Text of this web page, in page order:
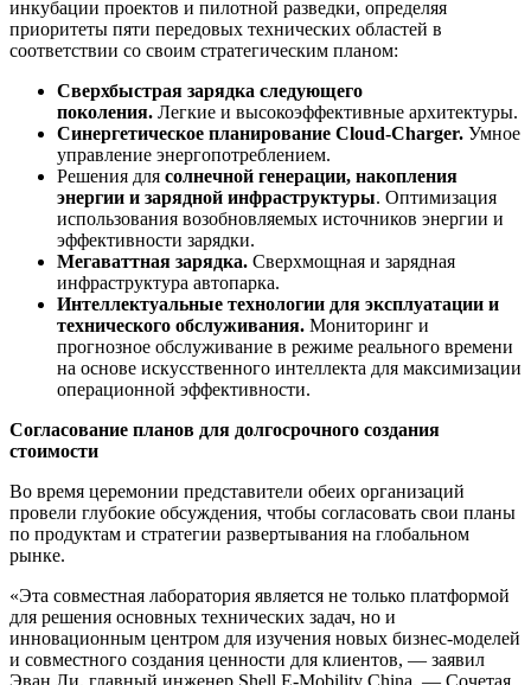
инкубации проектов и пилотной разведки, определяя
приоритеты пяти передовых технических областей в
соответствии со своим стратегическим планом:
Сверхбыстрая зарядка следующего
поколения. Легкие и высокоэффективные архитектуры.
Синергетическое планирование Cloud-Charger. Умное
управление энергопотреблением.
Решения для солнечной генерации, накопления
энергии и зарядной инфраструктуры. Оптимизация
использования возобновляемых источников энергии и
эффективности зарядки.
Мегаваттная зарядка. Сверхмощная и зарядная
инфраструктура автопарка.
Интеллектуальные технологии для эксплуатации и
технического обслуживания. Мониторинг и
прогнозное обслуживание в режиме реального времени
на основе искусственного интеллекта для максимизации
операционной эффективности.
Согласование планов для долгосрочного создания
стоимости
Во время церемонии представители обеих организаций
провели глубокие обсуждения, чтобы согласовать свои планы
по продуктам и стратегии развертывания на глобальном
рынке.
«Эта совместная лаборатория является не только платформой
для решения основных технических задач, но и
инновационным центром для изучения новых бизнес-моделей
и совместного создания ценности для клиентов, — заявил